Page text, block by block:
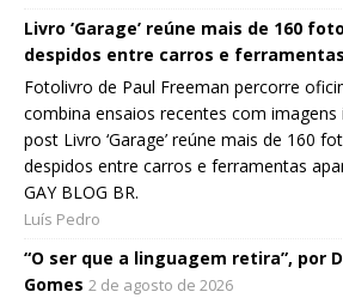
Livro ‘Garage’ reúne mais de 160
despidos entre carros e ferramentas
Fotolivro de Paul Freeman percorre
combina ensaios recentes com imagens
post Livro ‘Garage’ reúne mais de 160
despidos entre carros e ferramentas
GAY BLOG BR.
Luís Pedro
“O ser que a linguagem retira”, por
Gomes 2 de agosto de 2026